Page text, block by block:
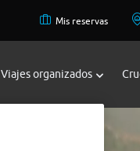
Mis reservas
Viajes organizados